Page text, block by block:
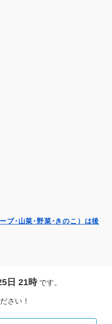
ブ･山菜･野菜･きのこ）は後
日 21時です。
さい！